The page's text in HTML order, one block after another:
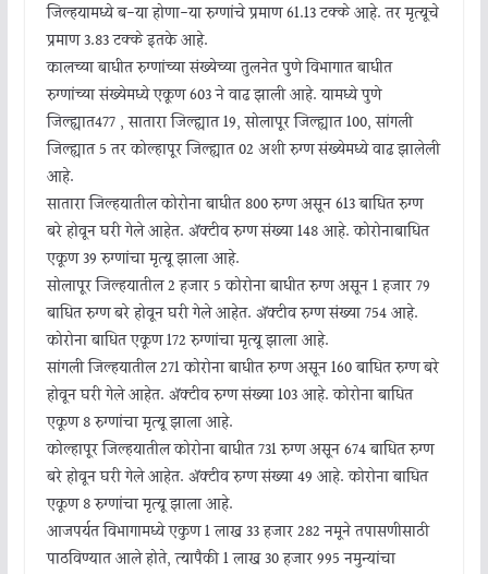
जिल्हयामध्ये ब-या होणा-या रुग्णांचे प्रमाण 61.13 टक्के आहे. तर मृत्यूचे
प्रमाण 3.83 टक्के इतके आहे.
कालच्या बाधीत रुग्णांच्या संख्येच्या तुलनेत पुणे विभागात बाधीत
रुग्णांच्या संख्येमध्ये एकूण 603 ने वाढ झाली आहे. यामध्ये पुणे
जिल्ह्यात477 , सातारा जिल्ह्यात 19, सोलापूर जिल्ह्यात 100, सांगली
जिल्ह्यात 5 तर कोल्हापूर जिल्ह्यात 02 अशी रुग्ण संख्येमध्ये वाढ झालेली
आहे.
सातारा जिल्हयातील कोरोना बाधीत 800 रुग्ण असून 613 बाधित रुग्ण
बरे होवून घरी गेले आहेत. ॲक्टीव रुग्ण संख्या 148 आहे. कोरोनाबाधित
एकूण 39 रुग्णांचा मृत्यू झाला आहे.
सोलापूर जिल्हयातील 2 हजार 5 कोरोना बाधीत रुग्ण असून 1 हजार 79
बाधित रुग्ण बरे होवून घरी गेले आहेत. ॲक्टीव रुग्ण संख्या 754 आहे.
कोरोना बाधित एकूण 172 रुग्णांचा मृत्यू झाला आहे.
सांगली जिल्हयातील 271 कोरोना बाधीत रुग्ण असून 160 बाधित रुग्ण बरे
होवून घरी गेले आहेत. ॲक्टीव रुग्ण संख्या 103 आहे. कोरोना बाधित
एकूण 8 रुग्णांचा मृत्यू झाला आहे.
कोल्हापूर जिल्हयातील कोरोना बाधीत 731 रुग्ण असून 674 बाधित रुग्ण
बरे होवून घरी गेले आहेत. ॲक्टीव रुग्ण संख्या 49 आहे. कोरोना बाधित
एकूण 8 रुग्णांचा मृत्यू झाला आहे.
आजपर्यत विभागामध्ये एकुण 1 लाख 33 हजार 282 नमूने तपासणीसाठी
पाठविण्यात आले होते, त्यापैकी 1 लाख 30 हजार 995 नमुन्यांचा